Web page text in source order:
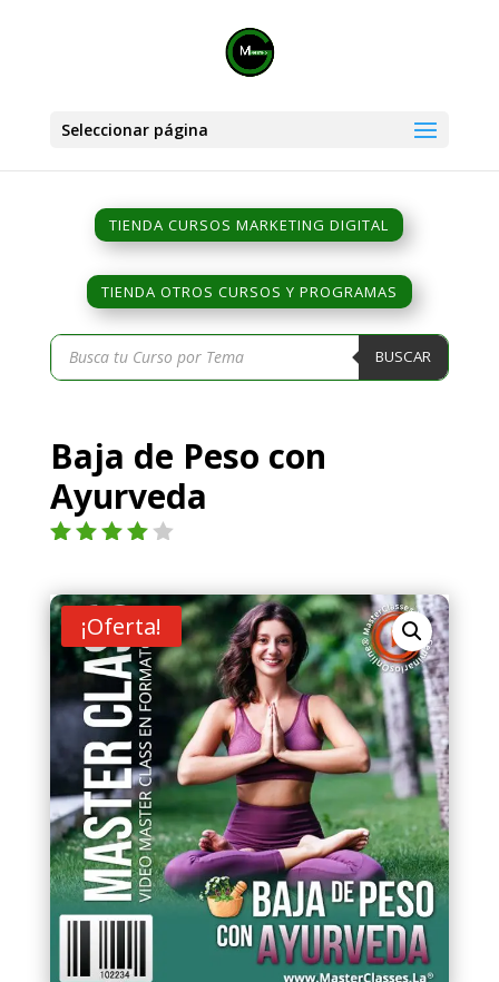
Seleccionar página
TIENDA CURSOS MARKETING DIGITAL
TIENDA OTROS CURSOS Y PROGRAMAS
Búsqueda
de
productos
BUSCAR
Baja de Peso con
Ayurveda
4.00de
5 en
base a
valoraci
ón de
un
cliente
¡Oferta!